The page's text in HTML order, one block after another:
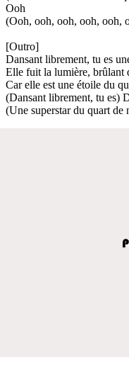
Ooh
(Ooh, ooh, ooh, ooh, ooh,
[Outro]
Dansant librement, tu es
Elle fuit la lumière, brûlant
Car elle est une étoile du
(Dansant librement, tu es)
(Une superstar du quart